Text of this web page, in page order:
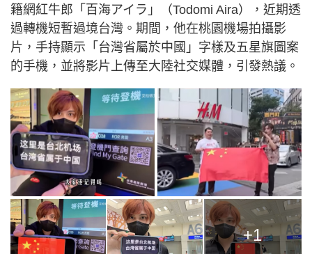
籍網紅牛郎「百海アイラ」（Todomi Aira），近期透
過轉機短暫過境台灣。期間，他在桃園機場拍攝影
片，手持顯示「台灣省屬於中國」字樣及五星旗圖案
的手機，並將影片上傳至大陸社交媒體，引發熱議。
+1